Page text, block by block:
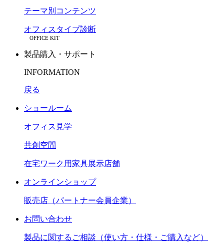
テーマ別コンテンツ
オフィスタイプ診断
OFFICE KIT
製品購入・サポート
INFORMATION
戻る
ショールーム
オフィス見学
共創空間
在宅ワーク用家具展示店舗
オンラインショップ
販売店（パートナー会員企業）
お問い合わせ
製品に関するご相談（使い方・仕様・ご購入など）